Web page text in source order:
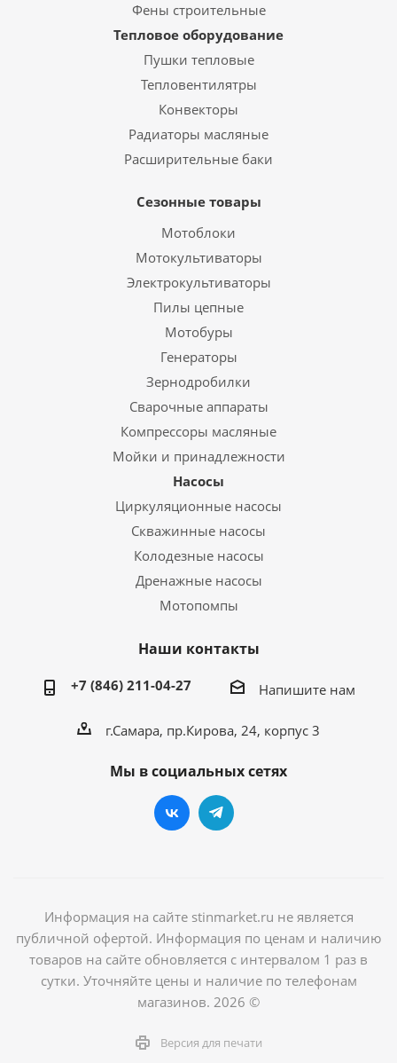
Фены строительные
Тепловое оборудование
Пушки тепловые
Тепловентилятры
Конвекторы
Радиаторы масляные
Расширительные баки
Сезонные товары
Мотоблоки
Мотокультиваторы
Электрокультиваторы
Пилы цепные
Мотобуры
Генераторы
Зернодробилки
Сварочные аппараты
Компрессоры масляные
Мойки и принадлежности
Насосы
Циркуляционные насосы
Скважинные насосы
Колодезные насосы
Дренажные насосы
Мотопомпы
Наши контакты
+7 (846) 211-04-27 Напишите нам
г.Самара, пр.Кирова, 24, корпус 3
Мы в социальных сетях
Информация на сайте stinmarket.ru не является
публичной офертой. Информация по ценам и наличию
товаров на сайте обновляется с интервалом 1 раз в
сутки. Уточняйте цены и наличие по телефонам
магазинов. 2026 ©
Версия для печати